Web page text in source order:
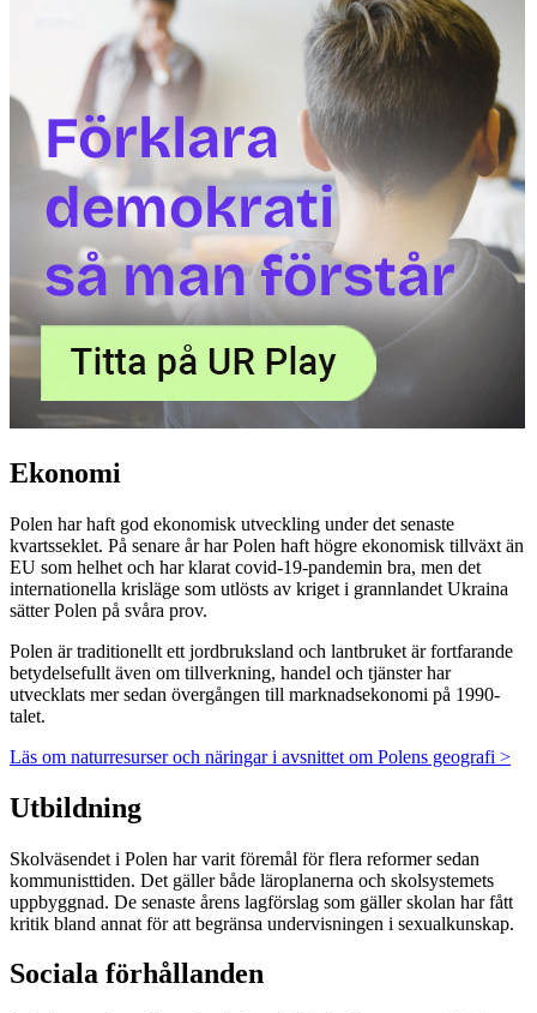
Ekonomi
Polen har haft god ekonomisk utveckling under det senaste
kvartsseklet. På senare år har Polen haft högre ekonomisk tillväxt än
EU som helhet och har klarat covid-19-pandemin bra, men det
internationella krisläge som utlösts av kriget i grannlandet Ukraina
sätter Polen på svåra prov.
Polen är traditionellt ett jordbruksland och lantbruket är fortfarande
betydelsefullt även om tillverkning, handel och tjänster har
utvecklats mer sedan övergången till marknadsekonomi på 1990-
talet.
Läs om naturresurser och näringar i avsnittet om Polens geografi >
Utbildning
Skolväsendet i Polen har varit föremål för flera reformer sedan
kommunisttiden. Det gäller både läroplanerna och skolsystemets
uppbyggnad. De senaste årens lagförslag som gäller skolan har fått
kritik bland annat för att begränsa undervisningen i sexualkunskap.
Sociala förhållanden